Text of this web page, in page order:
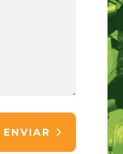
ENVIAR